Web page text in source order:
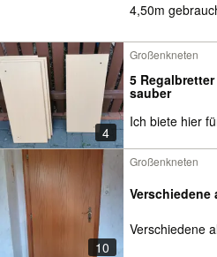
4,50m
4
Großenkneten
5
sauber
Ich biete hier
10
Großenkneten
Verschiedene
Verschiedene